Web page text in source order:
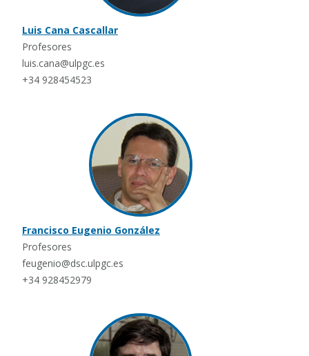
Luis Cana Cascallar
Profesores
luis.cana@ulpgc.es
+34 928454523
Francisco Eugenio González
Profesores
feugenio@dsc.ulpgc.es
+34 928452979